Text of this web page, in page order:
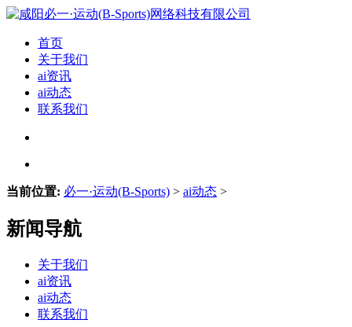
首页
关于我们
ai资讯
ai动态
联系我们
当前位置: 必一·运动(B-Sports) > ai动态 >
新闻导航
关于我们
ai资讯
ai动态
联系我们